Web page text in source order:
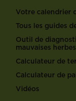
Votre calendrier
Tous les guides
Outil de
mauvaises herbes
Calculateur de
Calculateur de
Vidéos